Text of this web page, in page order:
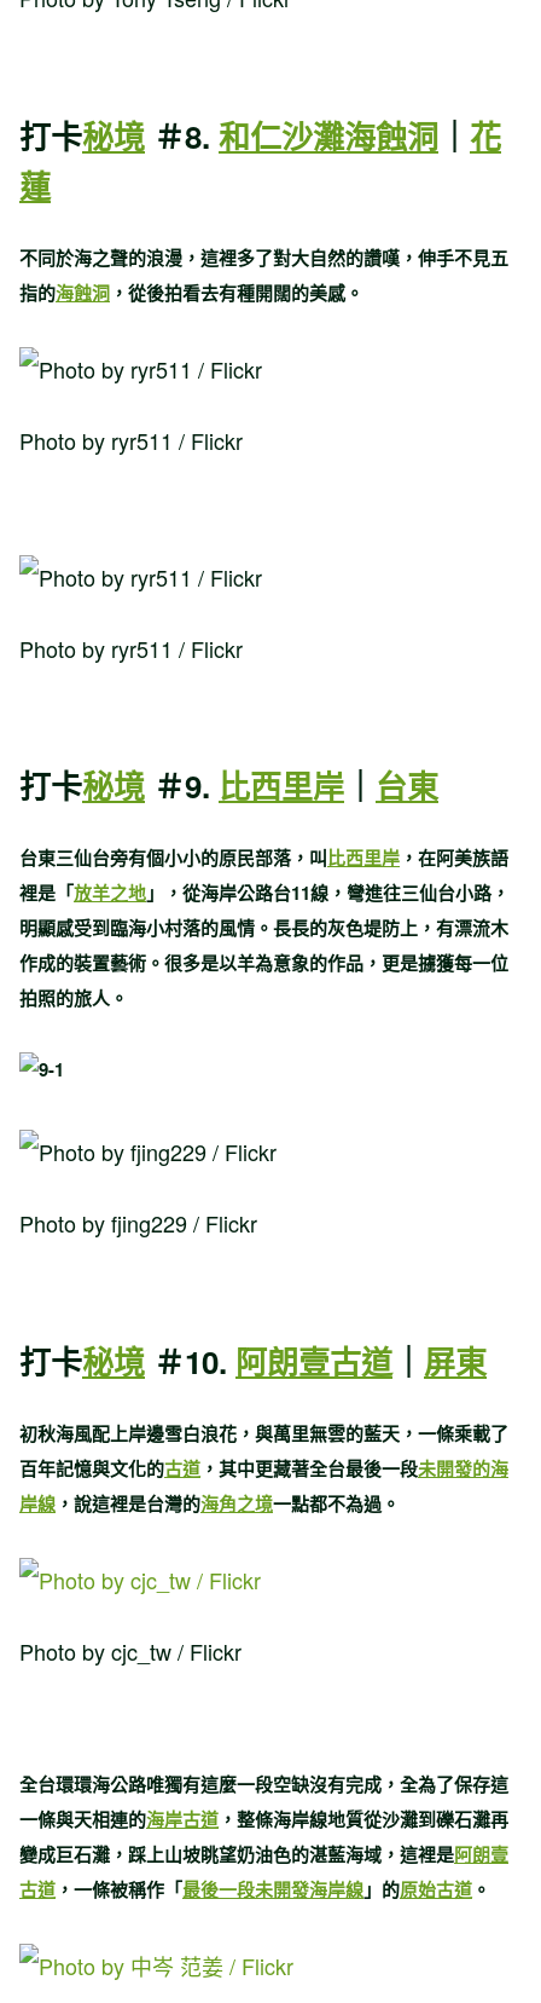
打卡秘境 ＃8. 和仁沙灘海蝕洞
花
蓮
不同於海之聲的浪漫，這裡多了對大自然的讚嘆，伸手不見五
指的海蝕洞 ，從後拍看去有種開闊的美感。
Photo by ryr511 / Flickr
Photo by ryr511 / Flickr
打卡秘境 ＃9. 比西里岸 台東
台東三仙台旁有個小小的原民部落，叫比西里岸 ，在阿美族語
裡是「放羊之地」，從海岸公路台11線，彎進往三仙台小路，
明顯感受到臨海小村落的風情。長長的灰色堤防上，有漂流木
作成的裝置藝術。很多是以羊為意象的作品，更是擄獲每一位
拍照的旅人。
Photo by fjing229 / Flickr
打卡秘境 ＃10. 阿朗壹古道｜ 屏東
初秋海風配上岸邊雪白浪花，與萬里無雲的藍天，一條乘載了
百年記憶與文化的古道 ，其中更藏著全台最後一段未開發的海
岸線 ，說這裡是台灣的海角之境一點都不為過。
Photo by cjc_tw / Flickr
全台環環海公路唯獨有這麼一段空缺沒有完成，全為了保存這
一條與天相連的海岸古道，整條海岸線地質從沙灘到礫石灘再
變成巨石灘，踩上山坡眺望奶油色的湛藍海域，這裡是阿朗壹
古道，一條被稱作「最後一段未開發海岸線」的原始古道。